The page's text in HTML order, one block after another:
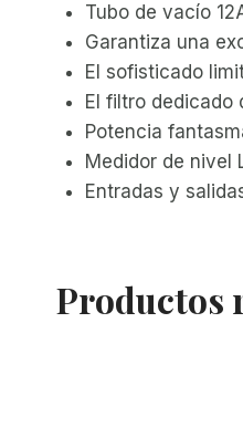
Tubo de vacío
Garantiza una
El sofisticado
El filtro dedicado
Potencia
Medidor de nivel
Entradas y
Productos